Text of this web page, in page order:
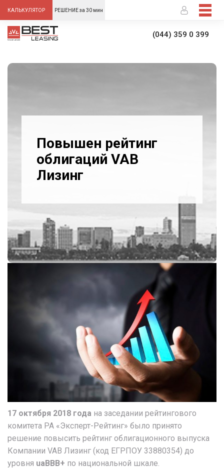
КАЛЬКУЛЯТОР РЕШЕНИЕ за 30 мин
(044) 359 0 399
Повышен рейтинг
облигаций VAB
Лизинг
17 октября 2018 года на заседании рейтингового
комитета РА «Эксперт-Рейтинг» было принято
решение повысить рейтинг облигационного выпуска
Компании VAB Лизинг (код ЕГРПОУ 33880354) до
уровня uaBBB+ по национальной шкале.